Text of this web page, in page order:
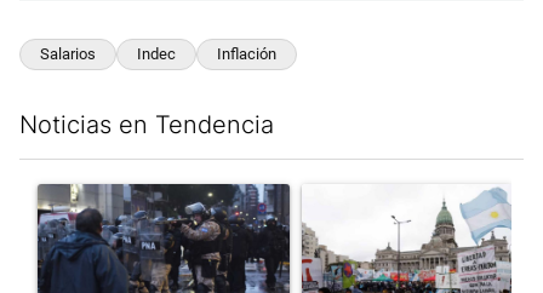
Salarios Indec Inflación
Noticias en Tendencia
Un artículo de tendencia con el título "La tensión frente al
Un artículo de tendencia